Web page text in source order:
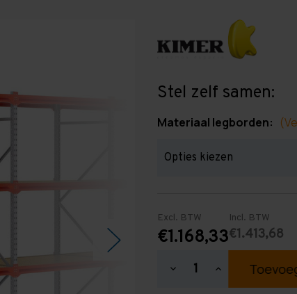
Stel zelf samen:
Materiaal legborden:
Excl. BTW
€1.168,33
Incl. BTW
€1.413,68
HoeveelheidHoeveelheid
verhogen